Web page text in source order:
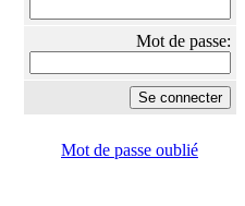
Mot de passe:
Mot de passe oublié